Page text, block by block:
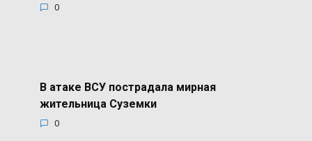
0
В атаке ВСУ пострадала мирная
жительница Суземки
0